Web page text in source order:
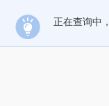
正在查询中